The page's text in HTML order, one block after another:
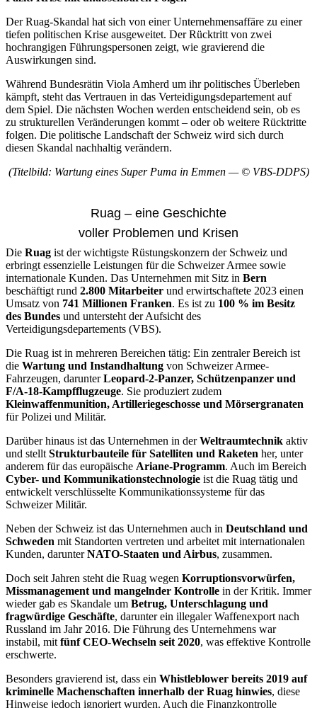
Der Ruag-Skandal hat sich von einer Unternehmensaffäre zu einer
tiefen politischen Krise ausgeweitet. Der Rücktritt von zwei
hochrangigen Führungspersonen zeigt, wie gravierend die
Auswirkungen sind.
Während Bundesrätin Viola Amherd um ihr politisches Überleben
kämpft, steht das Vertrauen in das Verteidigungsdepartement auf
dem Spiel. Die nächsten Wochen werden entscheidend sein, ob es
zu strukturellen Veränderungen kommt – oder ob weitere Rücktritte
folgen. Die politische Landschaft der Schweiz wird sich durch
diesen Skandal nachhaltig verändern.
(Titelbild: Wartung eines Super Puma in Emmen — © VBS-DDPS)
Ruag – eine Geschichte
voller Problemen und Krisen
Die Ruag ist der wichtigste Rüstungskonzern der Schweiz und
erbringt essenzielle Leistungen für die Schweizer Armee sowie
internationale Kunden. Das Unternehmen mit Sitz in Bern
beschäftigt rund 2.800 Mitarbeiter und erwirtschaftete 2023 einen
Umsatz von 741 Millionen Franken. Es ist zu 100 % im Besitz
des Bundes und untersteht der Aufsicht des
Verteidigungsdepartements (VBS).
Die Ruag ist in mehreren Bereichen tätig: Ein zentraler Bereich ist
die Wartung und Instandhaltung von Schweizer Armee-
Fahrzeugen, darunterLeopard-2-Panzer, Schützenpanzer und
F/A-18-Kampfflugzeuge. Sie produziert zudem
Kleinwaffenmunition, Artilleriegeschosse und Mörsergranaten
für Polizei und Militär.
Darüber hinaus ist das Unternehmen in derWeltraumtechnik aktiv
und stellt Strukturbauteile für Satelliten und Raketen her, unter
anderem für das europäische Ariane-Programm. Auch im Bereich
Cyber- und Kommunikationstechnologie ist die Ruag tätig und
entwickelt verschlüsselte Kommunikationssysteme für das
Schweizer Militär.
Neben der Schweiz ist das Unternehmen auch in Deutschland und
Schweden mit Standorten vertreten und arbeitet mit internationalen
Kunden, darunterNATO-Staaten und Airbus, zusammen.
Doch seit Jahren steht die Ruag wegen Korruptionsvorwürfen,
Missmanagement und mangelnder Kontrolle in der Kritik. Immer
wieder gab es Skandale um Betrug, Unterschlagung und
fragwürdige Geschäfte, darunter ein illegaler Waffenexport nach
Russland im Jahr 2016. Die Führung des Unternehmens war
instabil, mit fünf CEO-Wechseln seit 2020, was effektive Kontrolle
erschwerte.
Besonders gravierend ist, dass ein Whistleblower bereits 2019 auf
kriminelle Machenschaften innerhalb der Ruag hinwies, diese
Hinweise jedoch ignoriert wurden. Auch die Finanzkontrolle